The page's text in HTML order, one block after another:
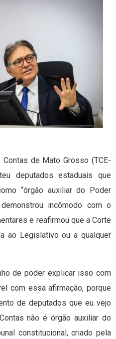
de Mato Grosso (TCE-
deputados estaduais que
“órgão auxiliar do Poder
incômodo com o
e reafirmou que a Corte
ao Legislativo ou a qualquer
de poder explicar isso com
com essa afirmação, porque
de deputados que eu vejo
não é órgão auxiliar do
constitucional, criado pela